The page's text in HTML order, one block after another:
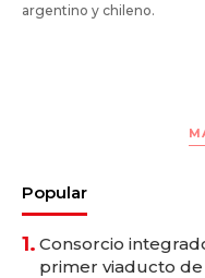
argentino y chileno.
Popular
1. Consorcio
primer viaducto de